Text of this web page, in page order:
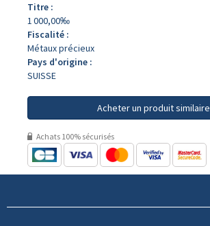
Titre :
1 000,00‰
Fiscalité :
Métaux précieux
Pays d'origine :
SUISSE
Acheter un produit similaire
Achats 100% sécurisés